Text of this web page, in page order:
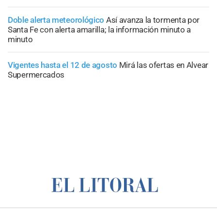
Doble alerta meteorológico Así avanza la tormenta por
Santa Fe con alerta amarilla; la información minuto a
minuto
Vigentes hasta el 12 de agosto Mirá las ofertas en Alvear
Supermercados